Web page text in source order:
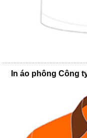
In áo phông Công